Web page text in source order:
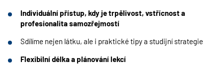
Individuální přístup, kdy je trpělivost, vstřícnost a
profesionalita samozřejmostí
Sdílíme nejen látku, ale i praktické tipy a studijní strategie
Flexibilní délka a plánování lekcí